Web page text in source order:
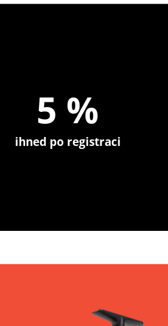
5 %
ihned po registraci